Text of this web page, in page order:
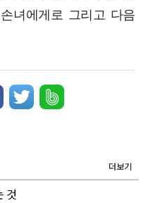
녀에게로 그리고 다음
더보기
것